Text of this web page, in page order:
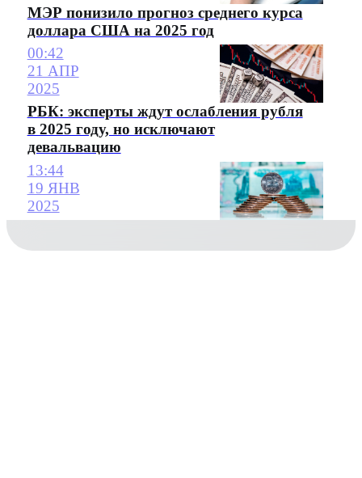
МЭР понизило прогноз среднего курса
доллара США на 2025 год
00:42
21 АПР
2025
РБК: эксперты ждут ослабления рубля
в 2025 году, но исключают
девальвацию
13:44
19 ЯНВ
2025